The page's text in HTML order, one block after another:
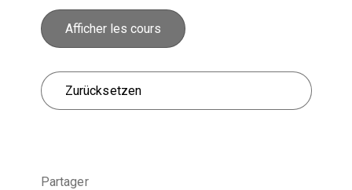
Zurücksetzen
Partager